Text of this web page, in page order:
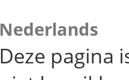
Nederlands
Deze pagina